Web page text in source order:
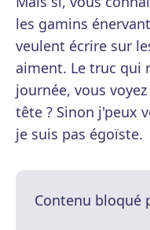
les gamins
veulent écrire sur
aiment. Le truc qui
journée, vous
tête ? Sinon j'peux
je suis pas égoïste.
Contenu bloqué